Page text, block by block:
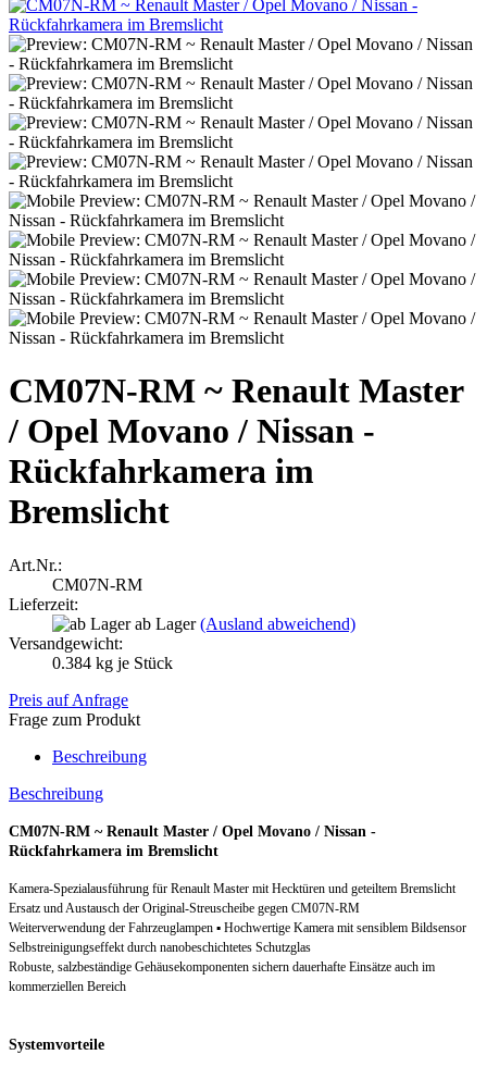
CM07N-RM ~ Renault Master
/ Opel Movano / Nissan -
Rückfahrkamera im
Bremslicht
Art.Nr.:
CM07N-RM
Lieferzeit:
ab Lager(Ausland abweichend)
Versandgewicht:
0.384 kg je Stück
Preis auf Anfrage
Frage zum Produkt
Beschreibung
Beschreibung
CM07N-RM ~ Renault Master / Opel Movano / Nissan -
Rückfahrkamera im Bremslicht
Kamera-Spezialausführung für Renault Master mit Hecktüren und geteiltem Bremslicht
Ersatz und Austausch der Original-Streuscheibe gegen CM07N-RM
Weiterverwendung der Fahrzeuglampen ▪ Hochwertige Kamera mit sensiblem Bildsensor
Selbstreinigungseffekt durch nanobeschichtetes Schutzglas
Robuste, salzbeständige Gehäusekomponenten sichern dauerhafte Einsätze auch im
kommerziellen Bereich
Systemvorteile